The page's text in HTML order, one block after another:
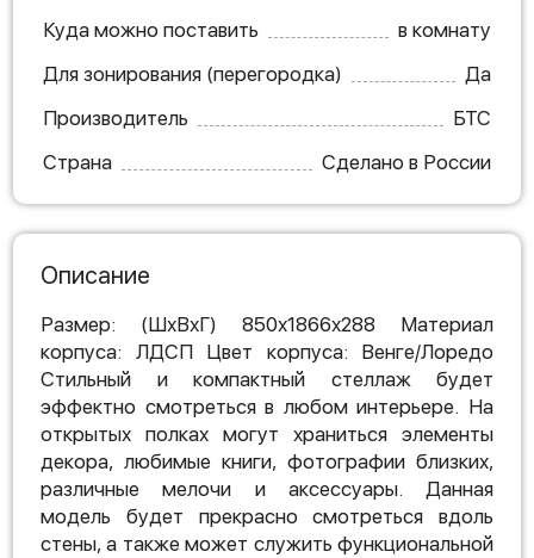
Куда можно поставить
в комнату
Для зонирования (перегородка)
Да
Производитель
БТС
Страна
Сделано в России
Описание
Размер: (ШхВхГ) 850х1866х288 Материал
корпуса: ЛДСП Цвет корпуса: Венге/Лоредо
Стильный и компактный стеллаж будет
эффектно смотреться в любом интерьере. На
открытых полках могут храниться элементы
декора, любимые книги, фотографии близких,
различные мелочи и аксессуары. Данная
модель будет прекрасно смотреться вдоль
стены, а также может служить функциональной